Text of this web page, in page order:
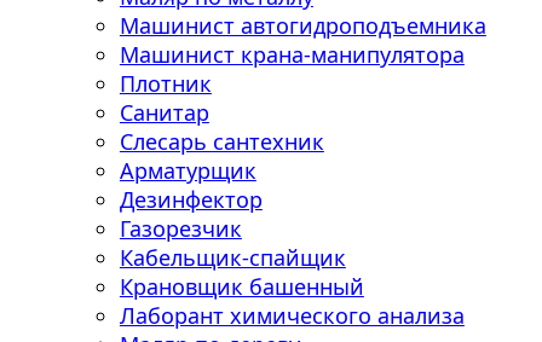
Машинист автогидроподъемника
Машинист крана-манипулятора
Плотник
Санитар
Слесарь сантехник
Арматурщик
Дезинфектор
Газорезчик
Кабельщик-спайщик
Крановщик башенный
Лаборант химического анализа